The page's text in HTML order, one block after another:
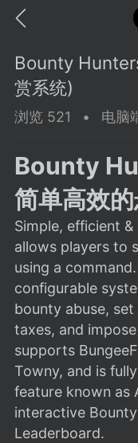
中文社区
教程
潮涌核心
永
11-27 02:06
电脑端
议贴】SodaMC
社区的建议
在这里畅所欲言，
、管理方式等方面
Bounty
赏系统)
浏览 521 • 电脑
Bounty
简单高效
Simple, efficient
allows players to
using a
configurable
bounty abuse,
taxes, and
supports
Towny, and is
feature known as
interactive
Leaderboard.